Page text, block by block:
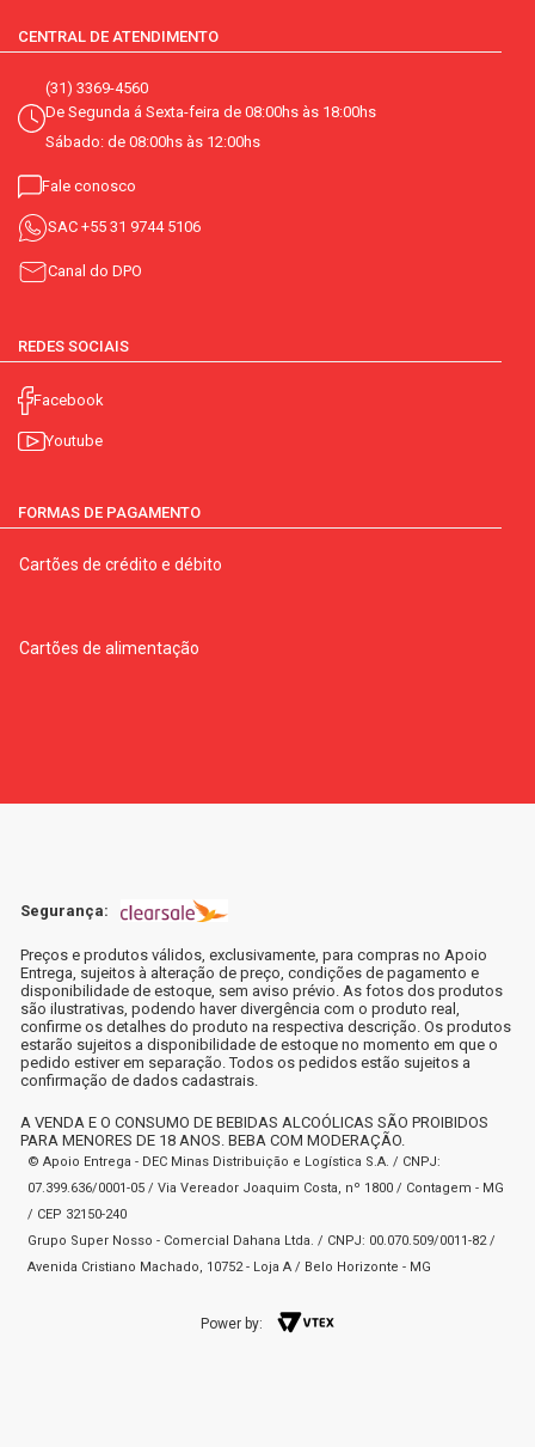
CENTRAL DE ATENDIMENTO
(31) 3369-4560
De Segunda á Sexta-feira de 08:00hs às 18:00hs
Sábado: de 08:00hs às 12:00hs
Fale conosco
SAC +55 31 9744 5106
Canal do DPO
REDES SOCIAIS
Facebook
Youtube
FORMAS DE PAGAMENTO
Cartões de crédito e débito
Cartões de alimentação
Segurança:
Preços e produtos válidos, exclusivamente, para compras no Apoio
Entrega, sujeitos à alteração de preço, condições de pagamento e
disponibilidade de estoque, sem aviso prévio. As fotos dos produtos
são ilustrativas, podendo haver divergência com o produto real,
confirme os detalhes do produto na respectiva descrição. Os produtos
estarão sujeitos a disponibilidade de estoque no momento em que o
pedido estiver em separação. Todos os pedidos estão sujeitos a
confirmação de dados cadastrais.
A VENDA E O CONSUMO DE BEBIDAS ALCOÓLICAS SÃO PROIBIDOS
PARA MENORES DE 18 ANOS. BEBA COM MODERAÇÃO.
© Apoio Entrega - DEC Minas Distribuição e Logística S.A. / CNPJ:
07.399.636/0001-05 / Via Vereador Joaquim Costa, nº 1800 / Contagem - MG
/ CEP 32150-240
Grupo Super Nosso - Comercial Dahana Ltda. / CNPJ: 00.070.509/0011-82 /
Avenida Cristiano Machado, 10752 - Loja A / Belo Horizonte - MG
Power by: